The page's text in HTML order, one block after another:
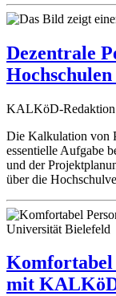
Dezentrale
KALKöD-Redaktion
Die Kalkulation von
essentielle Aufgabe
und der
über die
Komfortabel
mit